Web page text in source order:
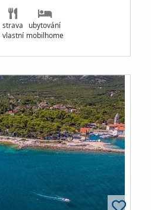
strava
vlastní
ubytování
mobilhome